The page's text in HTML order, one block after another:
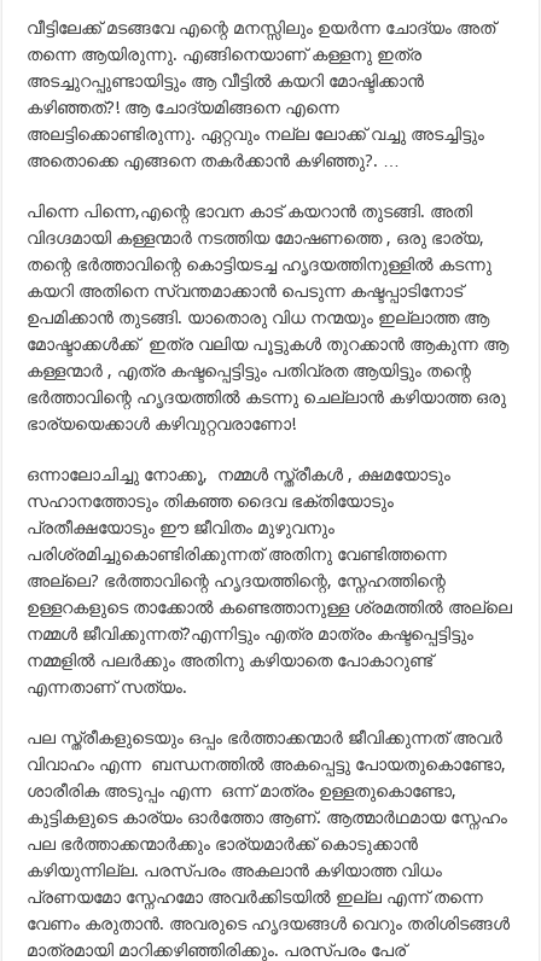
വീട്ടിലേക്ക് മടങ്ങവേ എന്റെ മനസ്സിലും ഉയര്‍ന്ന ചോദ്യം അത്
തന്നെ ആയിരുന്നു. എങ്ങിനെയാണ് കള്ളനു ഇത്ര
അടച്ചുറപ്പുണ്ടായിട്ടും ആ വീട്ടില്‍ കയറി മോഷ്ടിക്കാന്‍
കഴിഞ്ഞത്?! ആ ചോദ്യമിങ്ങനെ എന്നെ
അലട്ടിക്കൊണ്ടിരുന്നു. ഏറ്റവും നല്ല ലോക്ക് വച്ചു അടച്ചിട്ടും
അതൊക്കെ എങ്ങനെ തകര്‍ക്കാന്‍ കഴിഞ്ഞു?. …
പിന്നെ പിന്നെ,എന്റെ ഭാവന കാട് കയറാന്‍ തുടങ്ങി. അതി
വിദഗ്ദമായി കള്ളന്മാര്‍ നടത്തിയ മോഷണത്തെ , ഒരു ഭാര്യ,
തന്റെ ഭര്‍ത്താവിന്റെ കൊട്ടിയടച്ച ഹൃദയത്തിനുള്ളില്‍ കടന്നു
കയറി അതിനെ സ്വന്തമാക്കാന്‍ പെടുന്ന കഷ്ടപ്പാടിനോട്
ഉപമിക്കാന്‍ തുടങ്ങി. യാതൊരു വിധ നന്മയും ഇല്ലാത്ത ആ
മോഷ്ടാക്കള്‍ക്ക്‌ ഇത്ര വലിയ പൂട്ടുകള്‍ തുറക്കാന്‍ ആകുന്ന ആ
കള്ളന്മാര്‍ , എത്ര കഷ്ടപ്പെട്ടിട്ടും പതിവ്രത ആയിട്ടും തന്റെ
ഭര്‍ത്താവിന്റെ ഹൃദയത്തില്‍ കടന്നു ചെല്ലാന്‍ കഴിയാത്ത ഒരു
ഭാര്യയെക്കാള്‍ കഴിവുറ്റവരാണോ!
ഒന്നാലോചിച്ചു നോക്കൂ, നമ്മള്‍ സ്ത്രീകള്‍ , ക്ഷമയോടും
സഹാനത്തോടും തികഞ്ഞ ദൈവ ഭക്തിയോടും
പ്രതീക്ഷയോടും ഈ ജീവിതം മുഴുവനും
പരിശ്രമിച്ചുകൊണ്ടിരിക്കുന്നത് അതിനു വേണ്ടിത്തന്നെ
അല്ലെ? ഭര്‍ത്താവിന്റെ ഹൃദയത്തിന്റെ, സ്നേഹത്തിന്റെ
ഉള്ളറകളുടെ താക്കോല്‍ കണ്ടെത്താനുള്ള ശ്രമത്തില്‍ അല്ലെ
നമ്മള്‍ ജീവിക്കുന്നത്?എന്നിട്ടും എത്ര മാത്രം കഷ്ടപ്പെട്ടിട്ടും
നമ്മളില്‍ പലര്‍ക്കും അതിനു കഴിയാതെ പോകാറുണ്ട്
എന്നതാണ് സത്യം.
പല സ്ത്രീകളുടെയും ഒപ്പം ഭര്‍ത്താക്കന്മാര്‍ ജീവിക്കുന്നത് അവര്‍
വിവാഹം എന്ന ബന്ധനത്തില്‍ അകപ്പെട്ടു പോയതുകൊണ്ടോ,
ശാരീരിക അടുപ്പം എന്ന ഒന്ന് മാത്രം ഉള്ളതുകൊണ്ടോ,
കുട്ടികളുടെ കാര്യം ഓര്‍ത്തോ ആണ്. ആത്മാര്‍ഥമായ സ്നേഹം
പല ഭര്‍ത്താക്കന്മാര്‍ക്കും ഭാര്യമാര്‍ക്ക് കൊടുക്കാന്‍
കഴിയുന്നില്ല. പരസ്പരം അകലാന്‍ കഴിയാത്ത വിധം
പ്രണയമോ സ്നേഹമോ അവര്‍ക്കിടയില്‍ ഇല്ല എന്ന് തന്നെ
വേണം കരുതാന്‍. അവരുടെ ഹൃദയങ്ങള്‍ വെറും തരിശിടങ്ങള്‍
മാത്രമായി മാറിക്കഴിഞ്ഞിരിക്കും. പരസ്പരം പേര്